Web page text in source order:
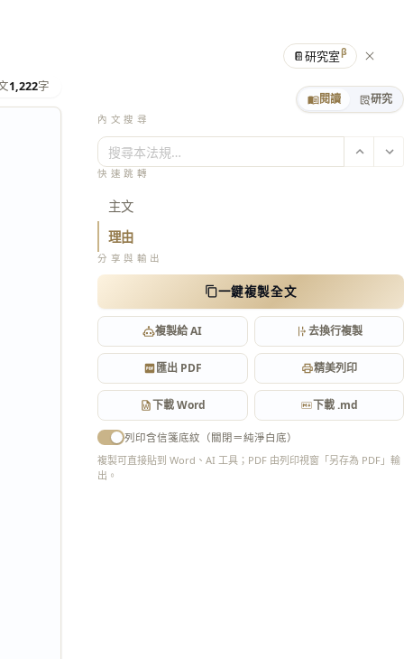
1,222字
閱讀
研究
內文搜尋
搜尋本法規…
快速跳轉
主文
理由
分享與輸出
一鍵複製全文
複製給 AI 去換行複製
匯出 PDF 精美列印
下載 Word 下載 .md
列印含信箋底紋（關閉＝純淨白底）
複製可直接貼到 Word、AI 工具；PDF 由列印視窗「另存為 PDF」輸
出。
📔研究室β